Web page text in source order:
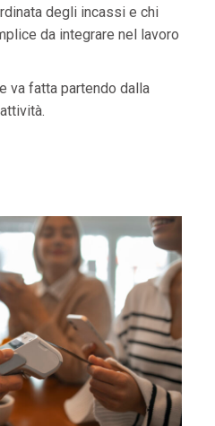
degli incassi e chi
da integrare nel lavoro
va fatta partendo dalla